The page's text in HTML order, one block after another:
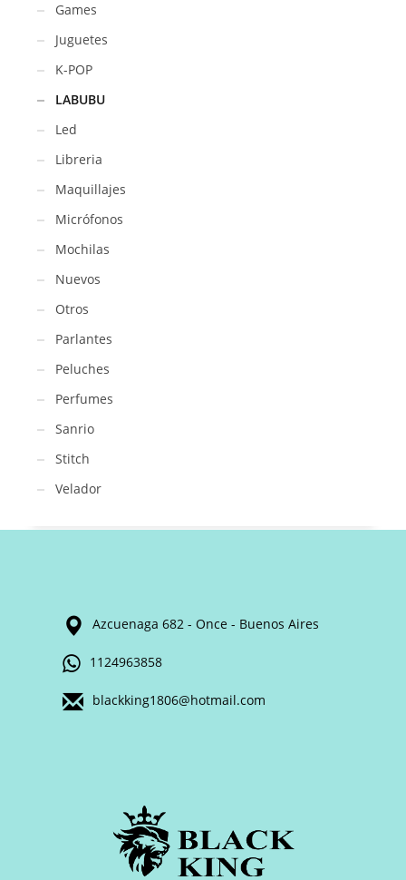
Games
Juguetes
K-POP
LABUBU
Led
Libreria
Maquillajes
Micrófonos
Mochilas
Nuevos
Otros
Parlantes
Peluches
Perfumes
Sanrio
Stitch
Velador
Azcuenaga 682 - Once - Buenos Aires
1124963858
blackking1806@hotmail.com